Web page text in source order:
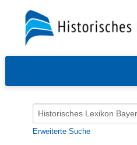
Erweiterte Suche